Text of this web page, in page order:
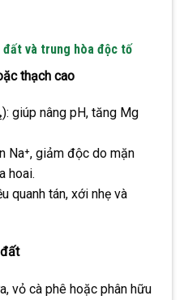
và trung hòa độc tố
thạch cao
giúp nâng pH, tăng Mg
Na⁺, giảm độc do mặn
hoai.
quanh tán, xới nhẹ và
vỏ cà phê hoặc phân hữu